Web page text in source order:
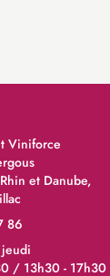
Viniforce
et Danube,
86
/ 13h30 - 17h30